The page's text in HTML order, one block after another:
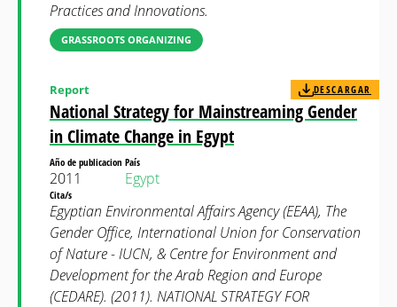
Practices and Innovations.
GRASSROOTS ORGANIZING
National Strategy for Mainstreaming Gender
in Climate Change in Egypt
Report DESCARGAR
Año de publicacion
2011
País
Egypt
Cita/s
Egyptian Environmental Affairs Agency (EEAA), The
Gender Office, International Union for Conservation
of Nature - IUCN, & Centre for Environment and
Development for the Arab Region and Europe
(CEDARE). (2011). NATIONAL STRATEGY FOR